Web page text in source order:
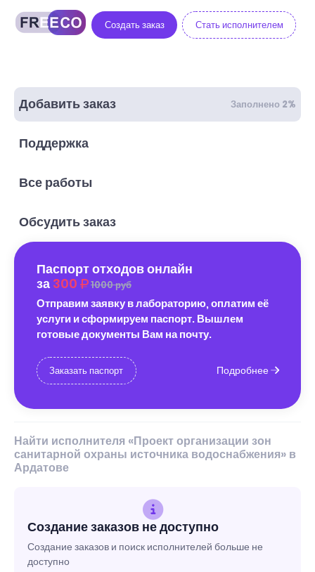
Создать заказ Стать исполнителем
Добавить заказ Заполнено 2%
Поддержка
Все работы
Обсудить заказ
Паспорт отходов онлайн
за 300 1000 руб
Отправим заявку в лабораторию, оплатим её
услуги и сформируем паспорт. Вышлем
готовые документы Вам на почту.
Заказать паспорт Подробнее
Найти исполнителя «Проект организации зон
санитарной охраны источника водоснабжения» в
Ардатове
Создание заказов не доступно
Создание заказов и поиск исполнителей больше не
доступно